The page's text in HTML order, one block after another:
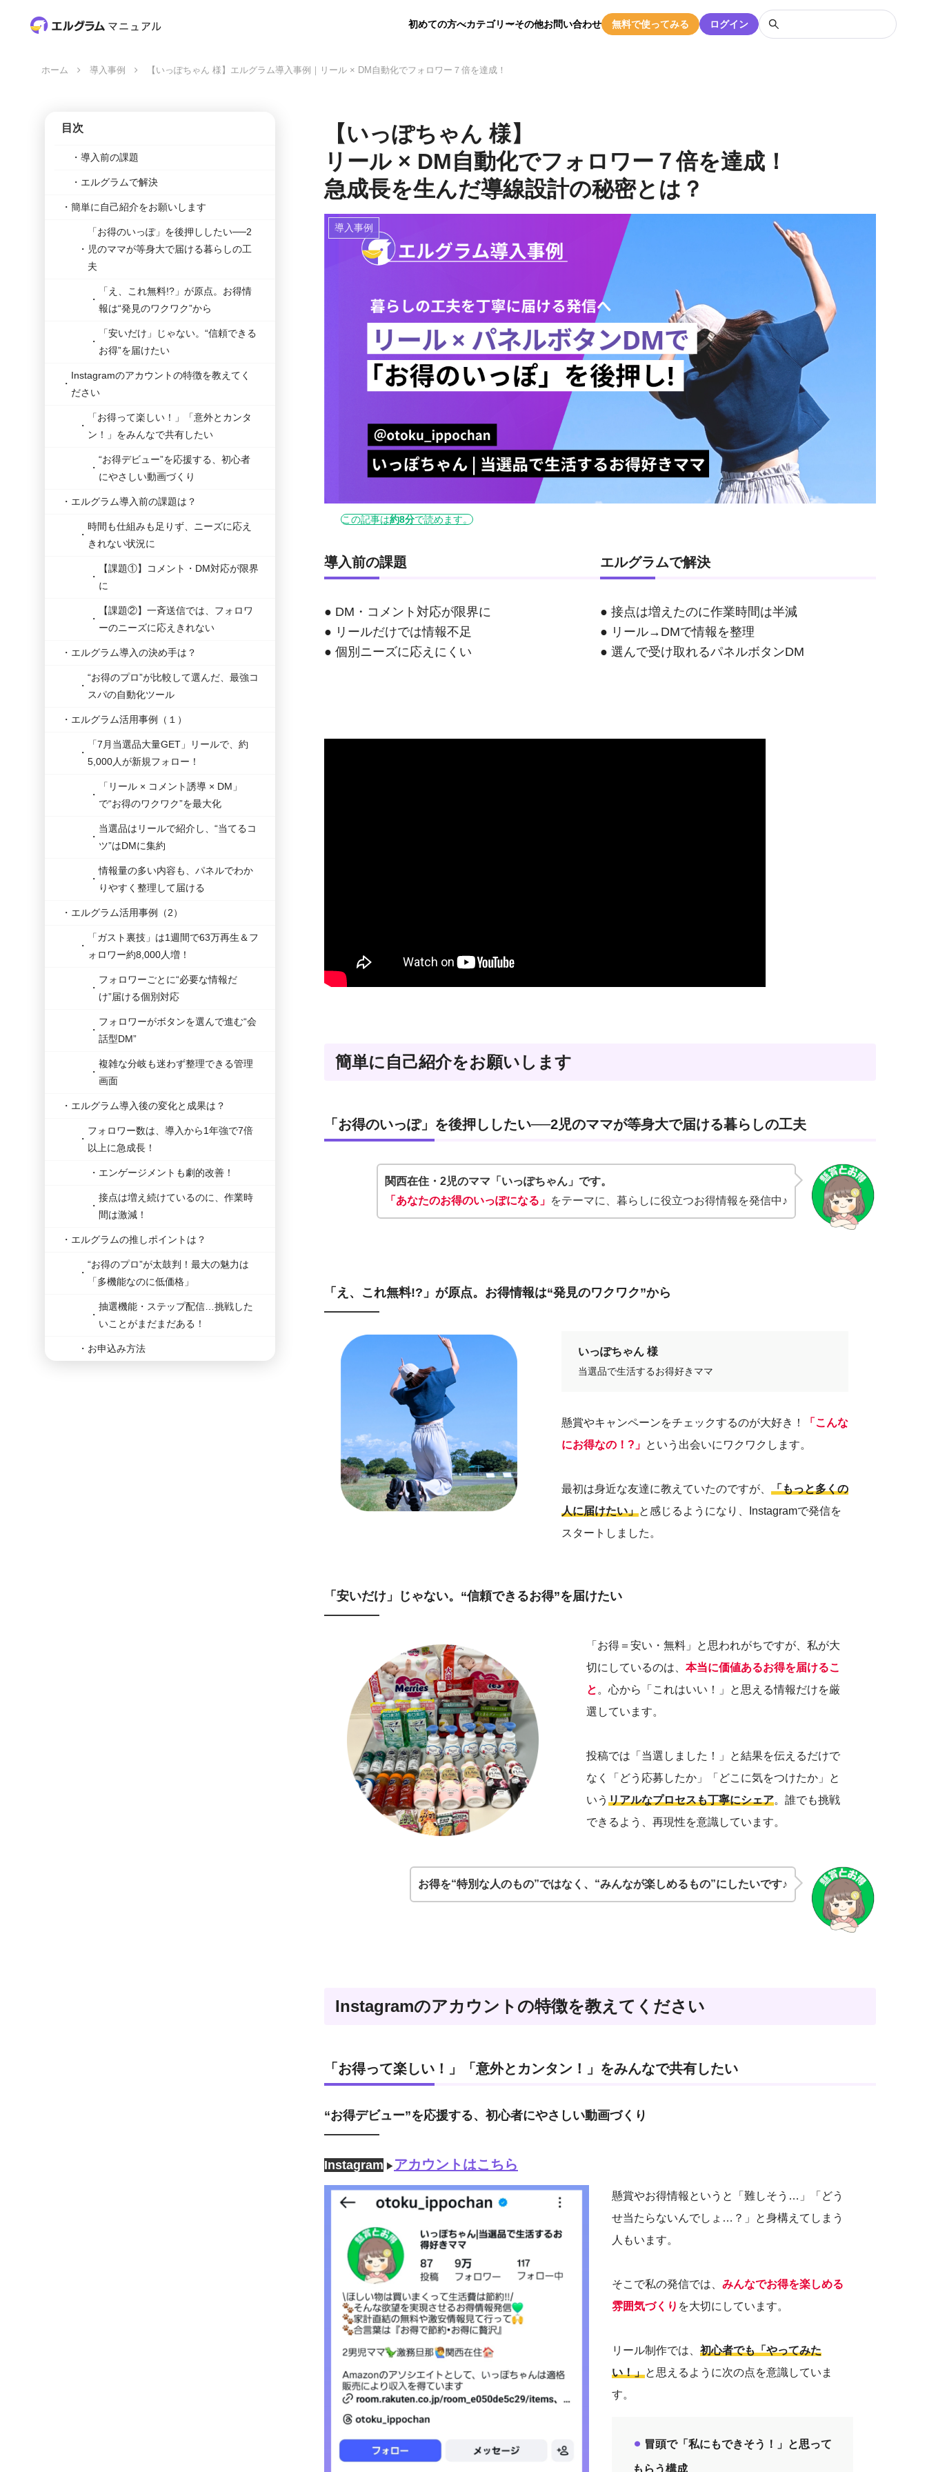
初めての方へカテゴリーその他お問い合わせ 無料で使ってみる ログイン
ホーム 導入事例 【いっぽちゃん 様】エルグラム導入事例｜リール × DM自動化でフォロワー７倍を達成！
【いっぽちゃん 様】
リール × DM自動化でフォロワー７倍を達成！
急成長を生んだ導線設計の秘密とは？
導入事例
この記事は約8分で読めます。
導入前の課題
● DM・コメント対応が限界に
● リールだけでは情報不足
● 個別ニーズに応えにくい
エルグラムで解決
● 接点は増えたのに作業時間は半減
● リール→DMで情報を整理
● 選んで受け取れるパネルボタンDM
簡単に自己紹介をお願いします
「お得のいっぽ」を後押ししたい──2児のママが等身大で届ける暮らしの工夫
関西在住・2児のママ「いっぽちゃん」です。
「あなたのお得のいっぽになる」 をテーマに、暮らしに役立つお得情報を発信中♪
「え、これ無料!?」が原点。お得情報は“発見のワクワク”から
いっぽちゃん 様
当選品で生活するお得好きママ
懸賞やキャンペーンをチェックするのが大好き！
「こんな
にお得なの！?」 という出会いにワクワクします。
最初は身近な友達に教えていたのですが、 「もっと多くの
人に届けたい」と感じるようになり、Instagramで発信を
スタートしました。
「安いだけ」じゃない。“信頼できるお得”を届けたい
「お得＝安い・無料」と思われがちですが、私が大
切にしているのは、本当に価値あるお得を届けるこ
と 。心から「これはいい！」と思える情報だけを厳
選しています。
投稿では「当選しました！」と結果を伝えるだけで
なく「どう応募したか」「どこに気をつけたか」と
いうリアルなプロセスも丁寧にシェア。誰でも挑戦
できるよう、再現性を意識しています。
お得を“特別な人のもの”ではなく、“みんなが楽しめるもの”にしたいです♪
Instagramのアカウントの特徴を教えてください
「お得って楽しい！」「意外とカンタン！」をみんなで共有したい
“お得デビュー”を応援する、初心者にやさしい動画づくり
Instagram ▶ アカウントはこちら
懸賞やお得情報というと「難しそう … 」「どう
せ当たらないんでしょ…？」と身構えてしまう
人もいます。
そこで私の発信では、みんなでお得を楽しめる
雰囲気づくり を大切にしています。
リール制作では、初心者でも「やってみた
い！」と思えるように次の点を意識していま
す。
⚫︎ 冒頭で「私にもできそう！」と思って
もらう構成
目次
導入前の課題
エルグラムで解決
簡単に自己紹介をお願いします
「お得のいっぽ」を後押ししたい──2
児のママが等身大で届ける暮らしの工
夫
「え、これ無料!?」が原点。お得情
報は“発見のワクワク”から
「安いだけ」じゃない。“信頼できる
お得”を届けたい
Instagramのアカウントの特徴を教えてく
ださい
「お得って楽しい！」「意外とカンタ
ン！」をみんなで共有したい
“お得デビュー”を応援する、初心者
にやさしい動画づくり
エルグラム導入前の課題は？
時間も仕組みも足りず、ニーズに応え
きれない状況に
【課題①】コメント・DM対応が限界
に
【課題②】一斉送信では、フォロワ
ーのニーズに応えきれない
エルグラム導入の決め手は？
“お得のプロ”が比較して選んだ、最強コ
スパの自動化ツール
エルグラム活用事例（１）
「7月当選品大量GET」リールで、約
5,000人が新規フォロー！
「リール × コメント誘導 × DM」
で“お得のワクワク”を最大化
当選品はリールで紹介し、“当てるコ
ツ”はDMに集約
情報量の多い内容も、パネルでわか
りやすく整理して届ける
エルグラム活用事例（2）
「ガスト裏技」は1週間で63万再生＆フ
ォロワー約8,000人増！
フォロワーごとに“必要な情報だ
け”届ける個別対応
フォロワーがボタンを選んで進む“会
話型DM”
複雑な分岐も迷わず整理できる管理
画面
エルグラム導入後の変化と成果は？
フォロワー数は、導入から1年強で7倍
以上に急成長！
エンゲージメントも劇的改善！
接点は増え続けているのに、作業時
間は激減！
エルグラムの推しポイントは？
“お得のプロ”が太鼓判！最大の魅力は
「多機能なのに低価格」
抽選機能・ステップ配信…挑戦した
いことがまだまだある！
お申込み方法